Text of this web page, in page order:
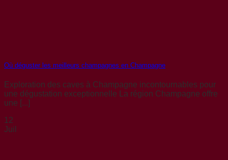
Où déguster les meilleurs champagnes en Champagne
Exploration des caves à Champagne incontournables pour
une dégustation exceptionnelle La région Champagne offre
une [...]
12
Juil